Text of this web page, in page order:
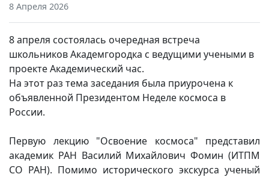
О Доме учёных
Виртуальный тур
Контакты
8 Апреля 2026
8 апреля состоялась очередная встреча
школьников Академгородка с ведущими учеными в
проекте Академический час.
На этот раз тема заседания была приурочена к
объявленной Президентом Неделе космоса в
России.
Первую лекцию "Освоение космоса" представил
академик РАН Василий Михайлович Фомин (ИТПМ
СО РАН). Помимо исторического экскурса ученый